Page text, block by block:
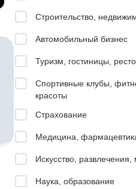
Строительство,
Автомобильный бизнес
Туризм, гостиницы,
Спортивные клубы,
красоты
Страхование
Медицина,
Искусство,
Наука, образование